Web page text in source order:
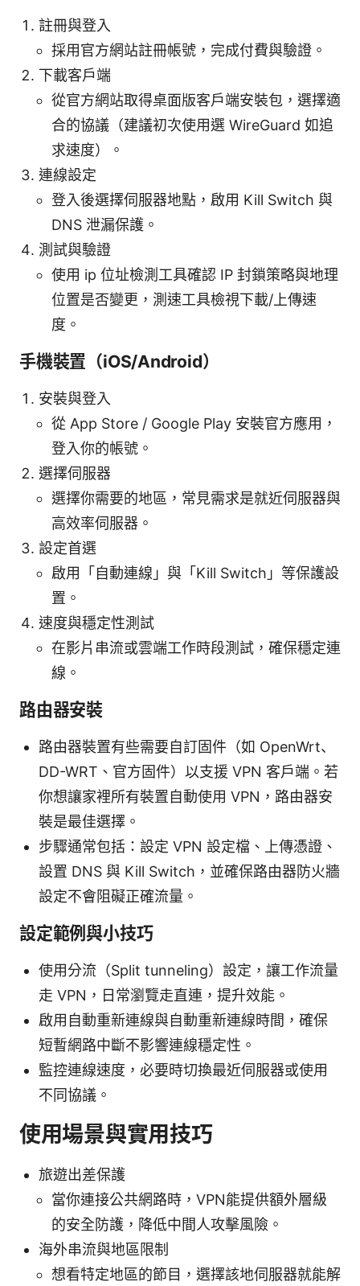
註冊與登入
採用官方網站註冊帳號，完成付費與驗證。
下載客戶端
從官方網站取得桌面版客戶端安裝包，選擇適
合的協議（建議初次使用選 WireGuard 如追
求速度）。
連線設定
登入後選擇伺服器地點，啟用 Kill Switch 與
DNS 泄漏保護。
測試與驗證
使用 ip 位址檢測工具確認 IP 封鎖策略與地理
位置是否變更，測速工具檢視下載/上傳速
度。
手機裝置（iOS/Android）
安裝與登入
從 App Store / Google Play 安裝官方應用，
登入你的帳號。
選擇伺服器
選擇你需要的地區，常見需求是就近伺服器與
高效率伺服器。
設定首選
啟用「自動連線」與「Kill Switch」等保護設
置。
速度與穩定性測試
在影片串流或雲端工作時段測試，確保穩定連
線。
路由器安裝
路由器裝置有些需要自訂固件（如 OpenWrt、
DD-WRT、官方固件）以支援 VPN 客戶端。若
你想讓家裡所有裝置自動使用 VPN，路由器安
裝是最佳選擇。
步驟通常包括：設定 VPN 設定檔、上傳憑證、
設置 DNS 與 Kill Switch，並確保路由器防火牆
設定不會阻礙正確流量。
設定範例與小技巧
使用分流（Split tunneling）設定，讓工作流量
走 VPN，日常瀏覽走直連，提升效能。
啟用自動重新連線與自動重新連線時間，確保
短暫網路中斷不影響連線穩定性。
監控連線速度，必要時切換最近伺服器或使用
不同協議。
使用場景與實用技巧
旅遊出差保護
當你連接公共網路時，VPN能提供額外層級
的安全防護，降低中間人攻擊風險。
海外串流與地區限制
想看特定地區的節目，選擇該地伺服器就能解